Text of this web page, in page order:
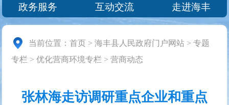
政务服务
互动交流 走进海丰
当前位置：首页 >海丰县人民政府门户网站 >专题
专栏 >优化营商环境专栏 >营商动态
张林海走访调研重点企业和重点